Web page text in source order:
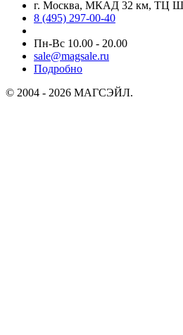
г. Москва, МКАД 32 км, ТЦ
8 (495) 297-00-40
Пн-Вс 10.00 - 20.00
sale@magsale.ru
Подробно
© 2004 - 2026 МАГСЭЙЛ.